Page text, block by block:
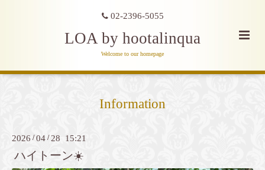
02-2396-5055
LOA by hootalinqua
Welcome to our homepage
Information
2026 /04 / 28 15:21
ハイトーン☀️